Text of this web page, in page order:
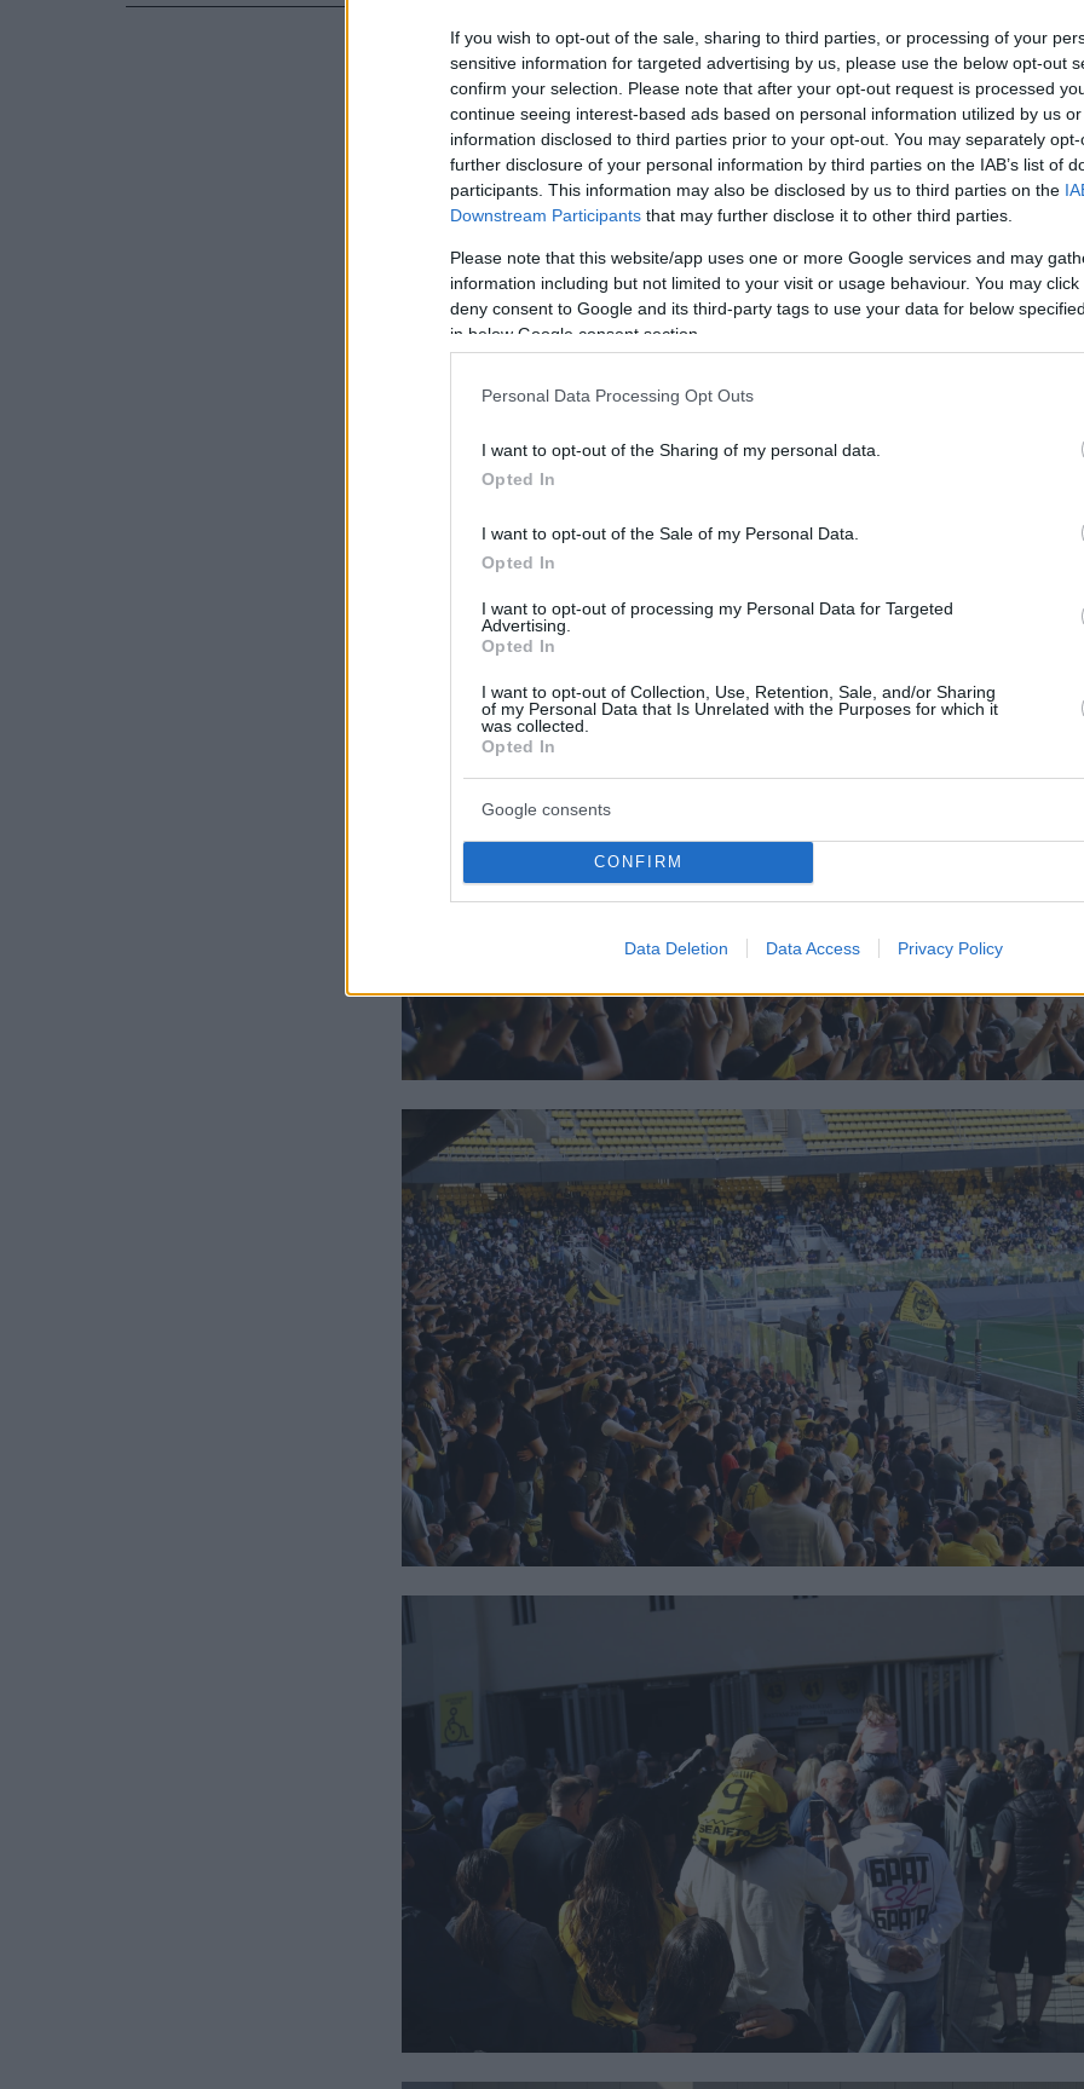
If you wish to opt-out of the sale, sharing to third parties, or processing of your
sensitive information for targeted advertising by us, please use the below opt-out
confirm your selection. Please note that after your opt-out request is processed
continue seeing interest-based ads based on personal information utilized by us
information disclosed to third parties prior to your opt-out. You may separately
further disclosure of your personal information by third parties on the IAB’s list of
participants. This information may also be disclosed by us to third parties on the
Downstream Participants that may further disclose it to other third parties.
Please note that this website/app uses one or more Google services and may
information including but not limited to your visit or usage behaviour. You may
deny consent to Google and its third-party tags to use your data for below
in below Google consent section.
Personal Data Processing Opt Outs
I want to opt-out of the Sharing of my personal data.
Opted In
I want to opt-out of the Sale of my Personal Data.
Opted In
I want to opt-out of processing my Personal Data for Targeted
Advertising.
Opted In
I want to opt-out of Collection, Use, Retention, Sale, and/or Sharing
of my Personal Data that Is Unrelated with the Purposes for which it
was collected.
Opted In
Google consents
CONFIRM
Data Deletion Data Access Privacy Policy
Δείτε αυτή τη δημοσίευση στο Instagram.
Η δημοσίευση κοινοποιήθηκε από το χρήστη Gazzetta.gr (@gazzetta.gr)